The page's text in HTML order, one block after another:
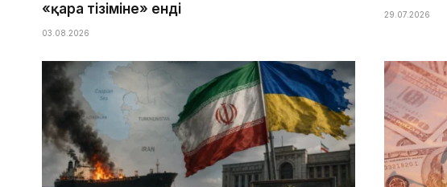
«қара тізіміне» енді
03.08.2026
29.07.2026